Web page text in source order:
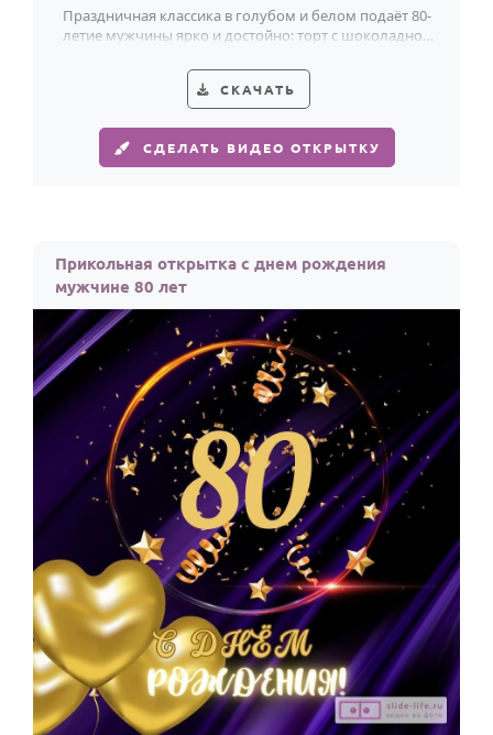
Праздничная классика в голубом и белом подаёт 80-
летие мужчины ярко и достойно: торт с шоколадной
СКАЧАТЬ
СДЕЛАТЬ ВИДЕО ОТКРЫТКУ
Прикольная открытка с днем рождения
мужчине 80 лет